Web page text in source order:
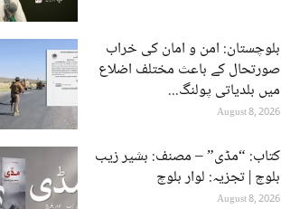
بلوچستان: امن و امان کی خراب
صورتحال کے باعث مختلف اضلاع
میں بلدیاتی پولنگ...
August 8, 2026
کتاب: “مڈی” – مصنف: بشیر زیب
بلوچ | تجزیہ: لوار بلوچ
August 8, 2026